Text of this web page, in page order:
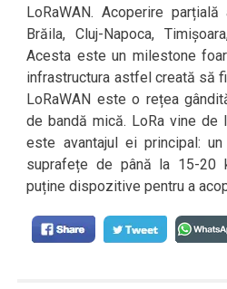
LoRaWAN. Acoperire
Brăila, Cluj-Napoca,
Acesta este un milestone
infrastructura astfel creată să
LoRaWAN este o rețea
de bandă mică. LoRa vine de
este avantajul ei principal:
suprafețe de până la 15-20
puține dispozitive pentru a